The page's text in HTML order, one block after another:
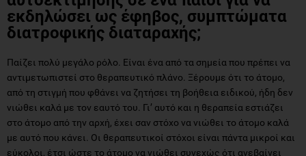
εκδηλώσει ως έφηβος, συμπτώματα
διατροφικής διαταραχής;
Παίζει πολύ μεγάλο ρόλο. Είναι ένα από τα σημεία που πρέπει να
αντιμετωπιστεί στο θεραπευτικό πλάνο. Ξέρουμε ότι το άτομο,
από τη στιγμή που φθάνει να ζητήσει τη βοήθεια ειδικού, ήδη δεν
νιώθει καλά με τον εαυτό του. Γι’ αυτό και η θεραπεία εστιάζει
στο άτομο από την αρχή, έχει σαν στόχο να νιώθει το άτομο καλά
με αυτό που κάνει. Οι θεραπευτικοί στόχοι είναι πάντα μικροί και
εύκολοι, έτσι ώστε το άτομο να νιώθει συνεχώς ότι ανεβαίνει